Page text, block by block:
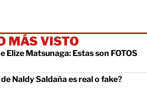
MÁS VISTO
Elize Matsunaga: Estas son FOTOS
Naldy Saldaña es real o fake?